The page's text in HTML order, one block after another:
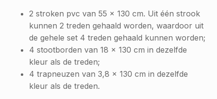
2 stroken pvc van 55 x 130 cm. Uit één strook
kunnen 2 treden gehaald worden, waardoor uit
de gehele set 4 treden gehaald kunnen worden;
4 stootborden van 18 x 130 cm in dezelfde
kleur als de treden;
4 trapneuzen van 3,8 x 130 cm in dezelfde
kleur als de treden.